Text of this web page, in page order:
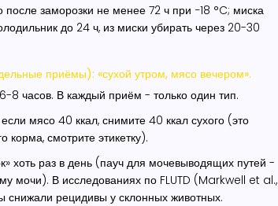
после заморозки не менее 72 ч при −18 °C; миска
до 24 ч, из миски убирать через 20-30
приёмы): «сухой утром, мясо вечером».
8 часов. В каждый приём - только один тип.
мясо 40 ккал, снимите 40 ккал сухого (это
корма, смотрите этикетку).
хоть раз в день (пауч для мочевыводящих путей -
мочи). В исследованиях по FLUTD (Markwell et al.,
рецидивы у склонных животных.